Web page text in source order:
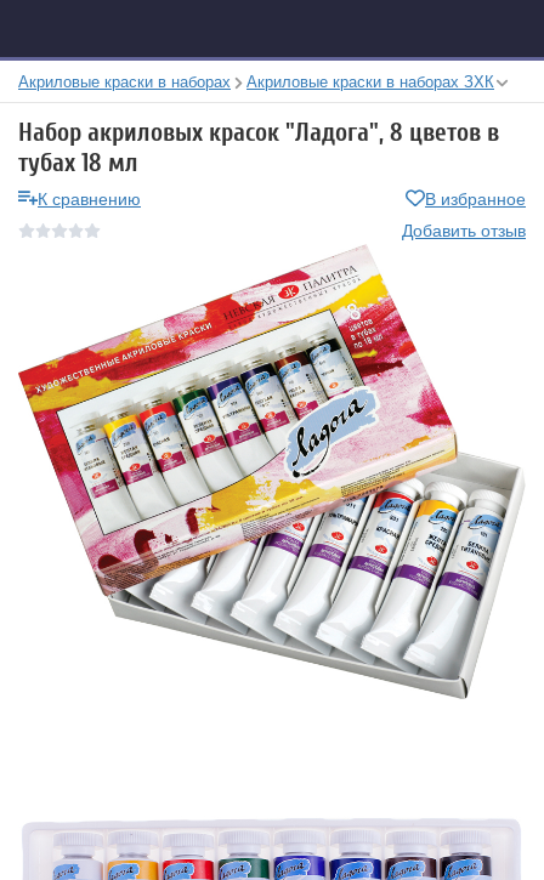
Акриловые краски в наборах Акриловые краски в наборах ЗХК
Набор акриловых красок "Ладога", 8 цветов в
тубах 18 мл
К сравнению
В избранное
Добавить отзыв